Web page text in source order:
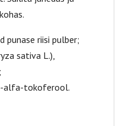
punase riisi pulber;
sativa L.),
alfa-tokoferool.